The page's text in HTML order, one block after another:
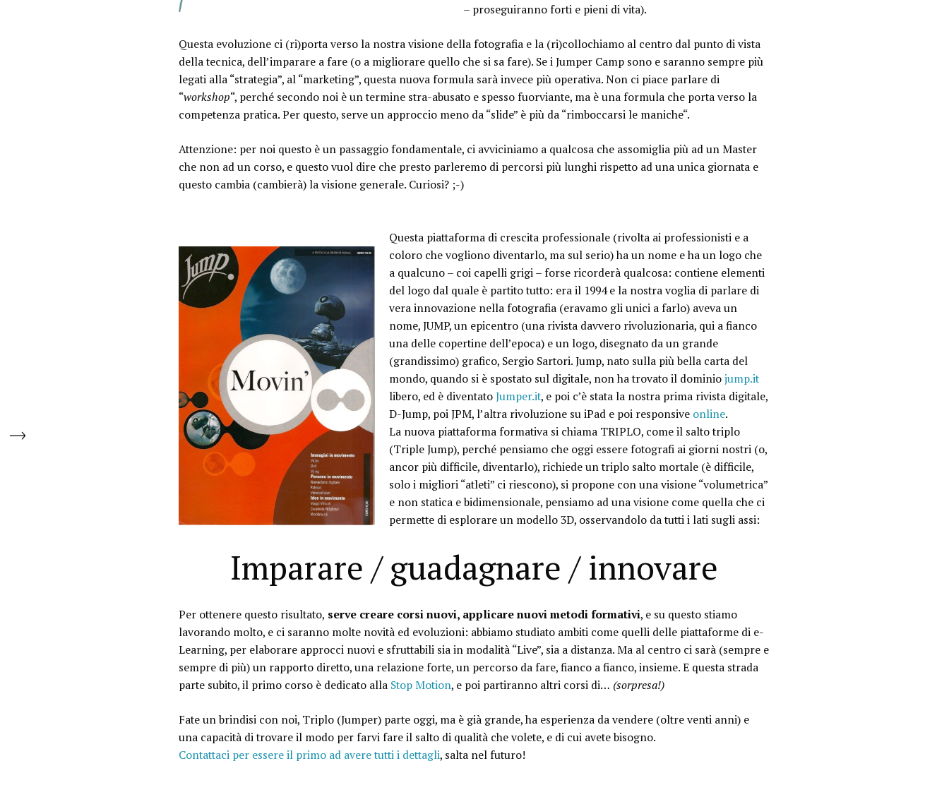
– proseguiranno forti e pieni di vita).
Questa evoluzione ci (ri)porta verso la nostra visione della fotografia e la (ri)collochiamo al centro dal punto di vista
della tecnica, dell’imparare a fare (o a migliorare quello che si sa fare). Se i Jumper Camp sono e saranno sempre più
legati alla “strategia”, al “marketing”, questa nuova formula sarà invece più operativa. Non ci piace parlare di
“workshop“, perché secondo noi è un termine stra-abusato e spesso fuorviante, ma è una formula che porta verso la
competenza pratica. Per questo, serve un approccio meno da “slide” è più da “rimboccarsi le maniche“.
Attenzione: per noi questo è un passaggio fondamentale, ci avviciniamo a qualcosa che assomiglia più ad un Master
che non ad un corso, e questo vuol dire che presto parleremo di percorsi più lunghi rispetto ad una unica giornata e
questo cambia (cambierà) la visione generale. Curiosi? ;-)
Questa piattaforma di crescita professionale (rivolta ai professionisti e a
coloro che vogliono diventarlo, ma sul serio) ha un nome e ha un logo che
a qualcuno – coi capelli grigi – forse ricorderà qualcosa: contiene elementi
del logo dal quale è partito tutto: era il 1994 e la nostra voglia di parlare di
vera innovazione nella fotografia (eravamo gli unici a farlo) aveva un
nome, JUMP, un epicentro (una rivista davvero rivoluzionaria, qui a fianco
una delle copertine dell’epoca) e un logo, disegnato da un grande
(grandissimo) grafico, Sergio Sartori. Jump, nato sulla più bella carta del
mondo, quando si è spostato sul digitale, non ha trovato il dominiojump.it
libero, ed è diventatoJumper.it, e poi c’è stata la nostra prima rivista digitale,
D-Jump, poi JPM, l’altra rivoluzione su iPad e poi responsive online.
La nuova piattaforma formativa si chiama TRIPLO, come il salto triplo
(Triple Jump), perché pensiamo che oggi essere fotografi ai giorni nostri (o,
ancor più difficile, diventarlo), richiede un triplo salto mortale (è difficile,
solo i migliori “atleti” ci riescono), si propone con una visione “volumetrica”
e non statica e bidimensionale, pensiamo ad una visione come quella che ci
permette di esplorare un modello 3D, osservandolo da tutti i lati sugli assi:
Imparare / guadagnare / innovare
Per ottenere questo risultato, serve creare corsi nuovi, applicare nuovi metodi formativi, e su questo stiamo
lavorando molto, e ci saranno molte novità ed evoluzioni: abbiamo studiato ambiti come quelli delle piattaforme di e-
Learning, per elaborare approcci nuovi e sfruttabili sia in modalità “Live”, sia a distanza. Ma al centro ci sarà (sempre e
sempre di più) un rapporto diretto, una relazione forte, un percorso da fare, fianco a fianco, insieme. E questa strada
parte subito, il primo corso è dedicato alla Stop Motion, e poi partiranno altri corsi di… (sorpresa!)
Fate un brindisi con noi, Triplo (Jumper) parte oggi, ma è già grande, ha esperienza da vendere (oltre venti anni) e
una capacità di trovare il modo per farvi fare il salto di qualità che volete, e di cui avete bisogno.
Contattaci per essere il primo ad avere tutti i dettagli, salta nel futuro!